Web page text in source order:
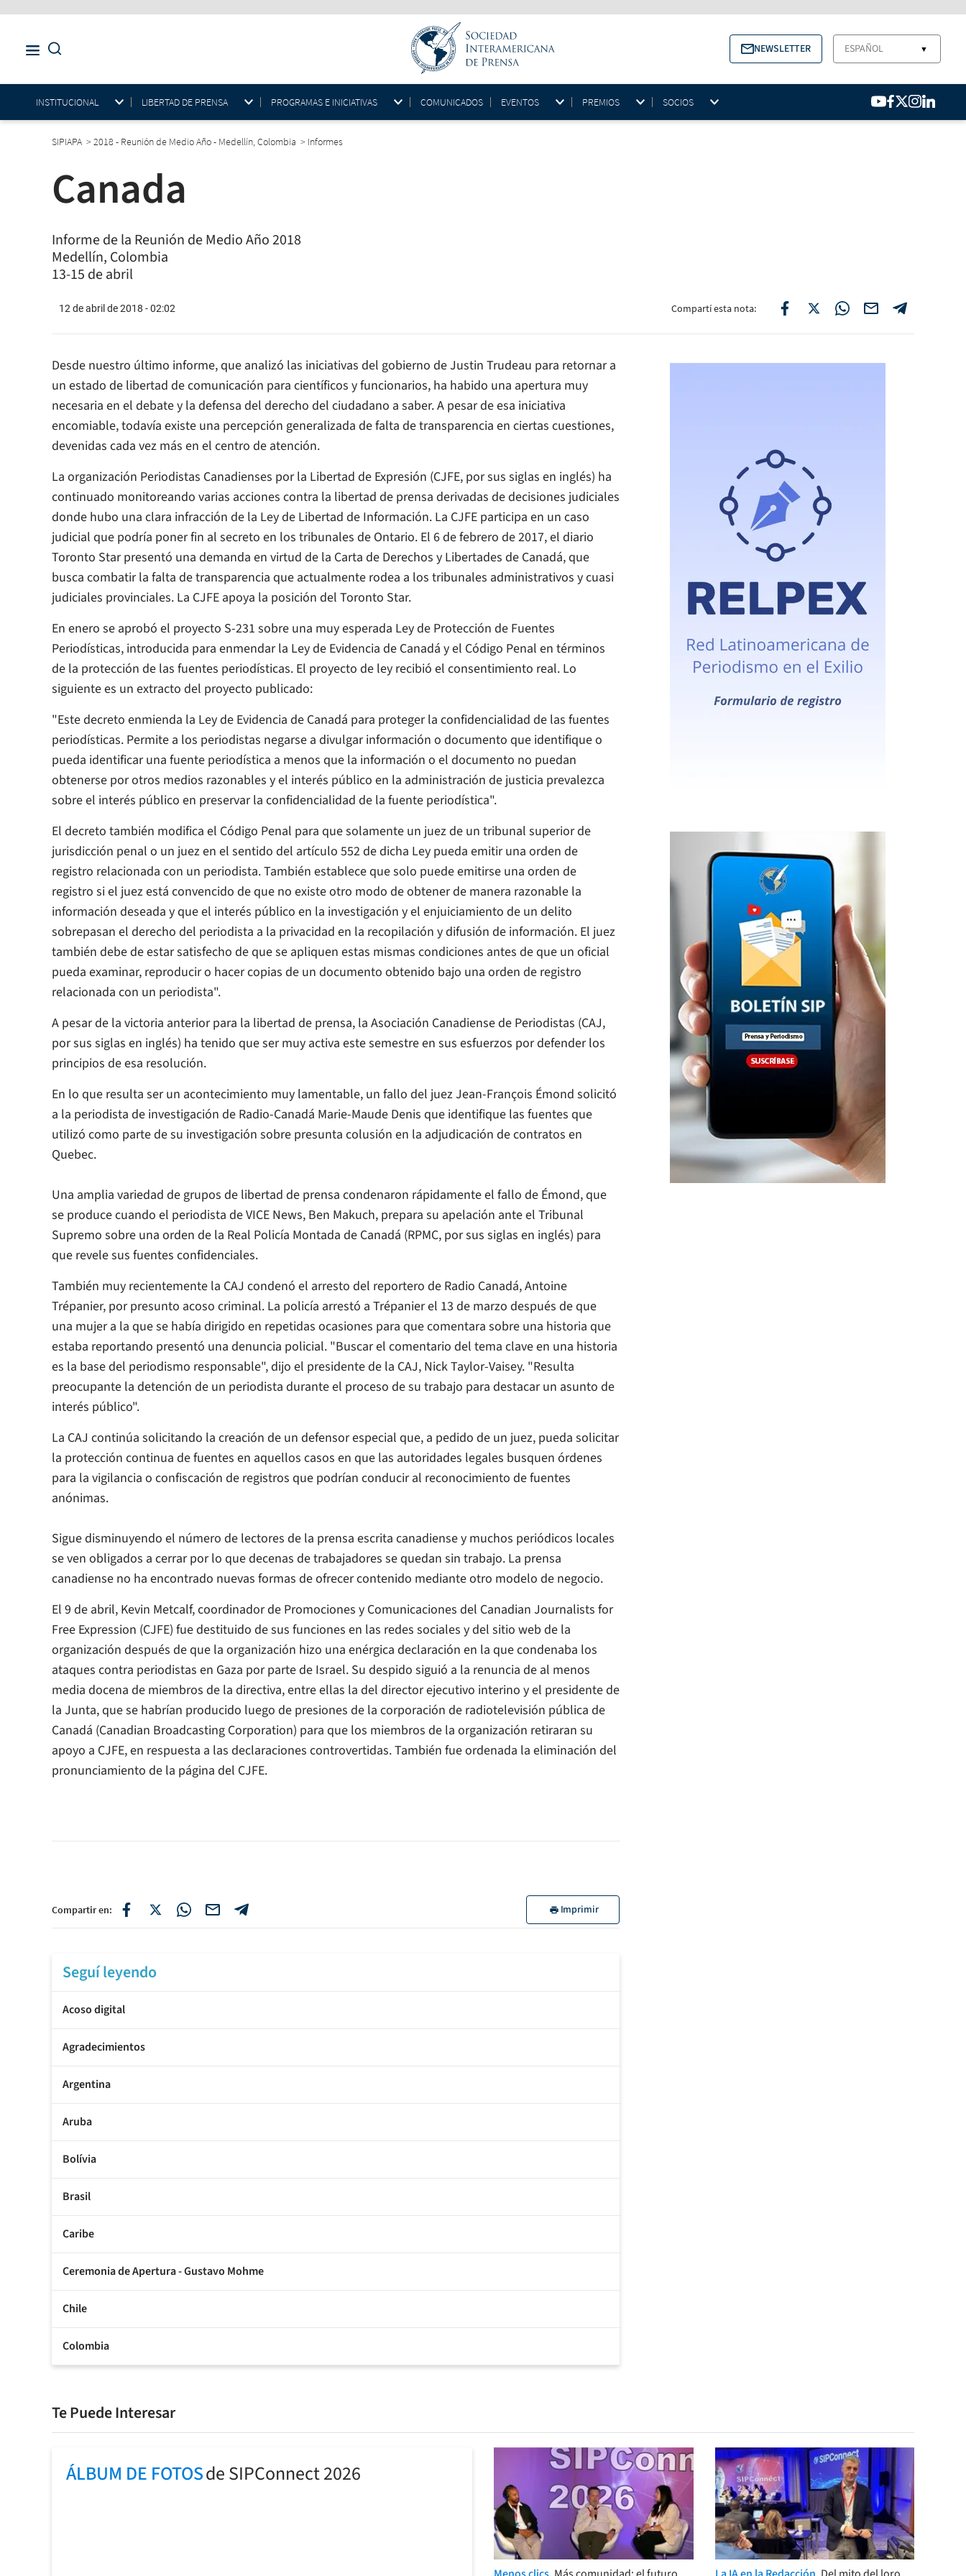
NEWSLETTER ESPAÑOL ▼
INSTITUCIONAL LIBERTAD DE PRENSA PROGRAMAS E INICIATIVAS COMUNICADOS EVENTOS PREMIOS SOCIOS
SIPIAPA >2018 - Reunión de Medio Año - Medellín, Colombia > Informes
Canada
Informe de la Reunión de Medio Año 2018
Medellín, Colombia
13-15 de abril
12 de abril de 2018 - 02:02 Compartí esta nota:
Desde nuestro último informe, que analizó las iniciativas del gobierno de Justin Trudeau para retornar a
un estado de libertad de comunicación para científicos y funcionarios, ha habido una apertura muy
necesaria en el debate y la defensa del derecho del ciudadano a saber. A pesar de esa iniciativa
encomiable, todavía existe una percepción generalizada de falta de transparencia en ciertas cuestiones,
devenidas cada vez más en el centro de atención.
La organización Periodistas Canadienses por la Libertad de Expresión (CJFE, por sus siglas en inglés) ha
continuado monitoreando varias acciones contra la libertad de prensa derivadas de decisiones judiciales
donde hubo una clara infracción de la Ley de Libertad de Información. La CJFE participa en un caso
judicial que podría poner fin al secreto en los tribunales de Ontario. El 6 de febrero de 2017, el diario
Toronto Starpresentó una demanda en virtud de la Carta de Derechos y Libertades de Canadá, que
busca combatir la falta de transparencia que actualmente rodea a los tribunales administrativos y cuasi
judiciales provinciales. La CJFE apoya la posición del Toronto Star.
En enero se aprobó el proyecto S-231 sobre una muy esperada Ley de Protección de Fuentes
Periodísticas, introducida para enmendar la Ley de Evidencia de Canadá y el Código Penal en términos
de la protección de las fuentes periodísticas. El proyecto de ley recibió el consentimiento real. Lo
siguiente es un extracto del proyecto publicado:
"Este decreto enmienda la Ley de Evidencia de Canadá para proteger la confidencialidad de las fuentes
periodísticas. Permite a los periodistas negarse a divulgar información o documento que identifique o
pueda identificar una fuente periodística a menos que la información o el documento no puedan
obtenerse por otros medios razonables y el interés público en la administración de justicia prevalezca
sobre el interés público en preservar la confidencialidad de la fuente periodística".
El decreto también modifica el Código Penal para que solamente un juez de un tribunal superior de
jurisdicción penal o un juez en el sentido del artículo 552 de dicha Ley pueda emitir una orden de
registro relacionada con un periodista. También establece que solo puede emitirse una orden de
registro si el juez está convencido de que no existe otro modo de obtener de manera razonable la
información deseada y que el interés público en la investigación y el enjuiciamiento de un delito
sobrepasan el derecho del periodista a la privacidad en la recopilación y difusión de información. El juez
también debe de estar satisfecho de que se apliquen estas mismas condiciones antes de que un oficial
pueda examinar, reproducir o hacer copias de un documento obtenido bajo una orden de registro
relacionada con un periodista".
A pesar de la victoria anterior para la libertad de prensa, la Asociación Canadiense de Periodistas (CAJ,
por sus siglas en inglés) ha tenido que ser muy activa este semestre en sus esfuerzos por defender los
principios de esa resolución.
En lo que resulta ser un acontecimiento muy lamentable, un fallo del juez Jean-François Émond solicitó
a la periodista de investigación de Radio-Canadá Marie-Maude Denis que identifique las fuentes que
utilizó como parte de su investigación sobre presunta colusión en la adjudicación de contratos en
Quebec.
Una amplia variedad de grupos de libertad de prensa condenaron rápidamente el fallo de Émond, que
se produce cuando el periodista de VICE News, Ben Makuch, prepara su apelación ante el Tribunal
Supremo sobre una orden de la Real Policía Montada de Canadá (RPMC, por sus siglas en inglés) para
que revele sus fuentes confidenciales.
También muy recientemente la CAJ condenó el arresto del reportero de Radio Canadá, Antoine
Trépanier, por presunto acoso criminal. La policía arrestó a Trépanier el 13 de marzo después de que
una mujer a la que se había dirigido en repetidas ocasiones para que comentara sobre una historia que
estaba reportando presentó una denuncia policial. "Buscar el comentario del tema clave en una historia
es la base del periodismo responsable", dijo el presidente de la CAJ, Nick Taylor-Vaisey. "Resulta
preocupante la detención de un periodista durante el proceso de su trabajo para destacar un asunto de
interés público".
La CAJ continúa solicitando la creación de un defensor especial que, a pedido de un juez, pueda solicitar
la protección continua de fuentes en aquellos casos en que las autoridades legales busquen órdenes
para la vigilancia o confiscación de registros que podrían conducir al reconocimiento de fuentes
anónimas.
Sigue disminuyendo el número de lectores de la prensa escrita canadiense y muchos periódicos locales
se ven obligados a cerrar por lo que decenas de trabajadores se quedan sin trabajo. La prensa
canadiense no ha encontrado nuevas formas de ofrecer contenido mediante otro modelo de negocio.
El 9 de abril, Kevin Metcalf, coordinador de Promociones y Comunicaciones del Canadian Journalists for
Free Expression (CJFE) fue destituido de sus funciones en las redes sociales y del sitio web de la
organización después de que la organización hizo una enérgica declaración en la que condenaba los
ataques contra periodistas en Gaza por parte de Israel. Su despido siguió a la renuncia de al menos
media docena de miembros de la directiva, entre ellas la del director ejecutivo interino y el presidente de
la Junta, que se habrían producido luego de presiones de la corporación de radiotelevisión pública de
Canadá (Canadian Broadcasting Corporation) para que los miembros de la organización retiraran su
apoyo a CJFE, en respuesta a las declaraciones controvertidas. También fue ordenada la eliminación del
pronunciamiento de la página del CJFE.
Compartir en: Imprimir
Seguí leyendo
Acoso digital
Agradecimientos
Argentina
Aruba
Bolívia
Brasil
Caribe
Ceremonia de Apertura - Gustavo Mohme
Chile
Colombia
Te Puede Interesar
ÁLBUM DE FOTOSde SIPConnect 2026